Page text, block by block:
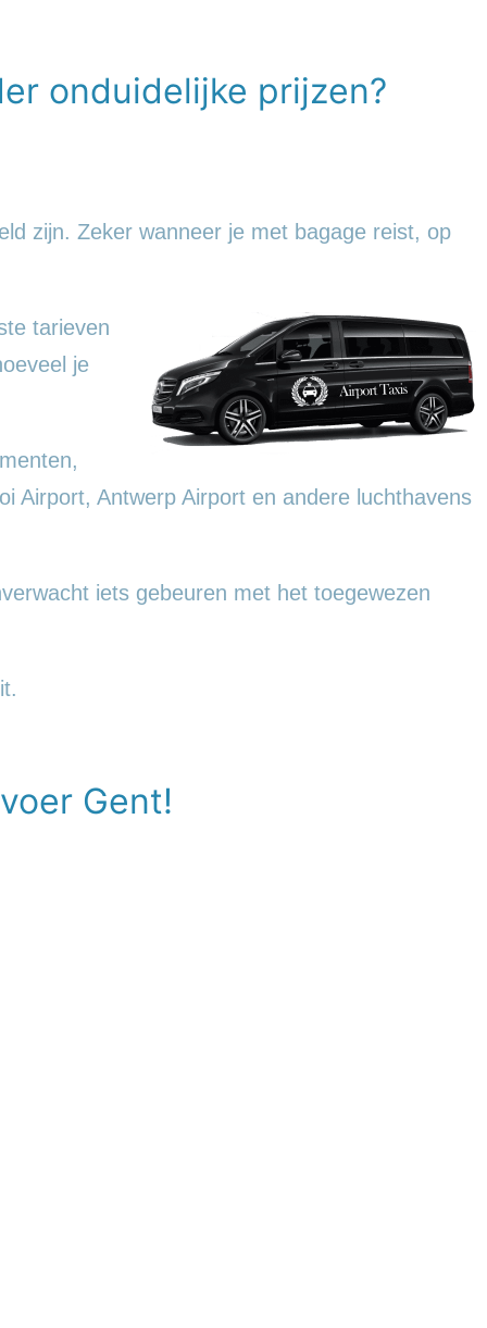
onduidelijke prijzen?
zijn. Zeker wanneer je met bagage reist, op
tarieven
je
Airport, Antwerp Airport en andere luchthavens
iets gebeuren met het toegewezen
Gent!